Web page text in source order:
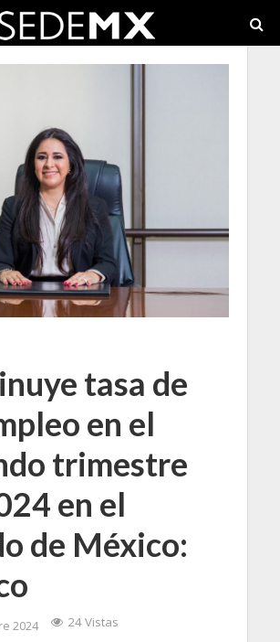
tasa de
en el
trimestre
en el
de México:
2024 24 Vistas